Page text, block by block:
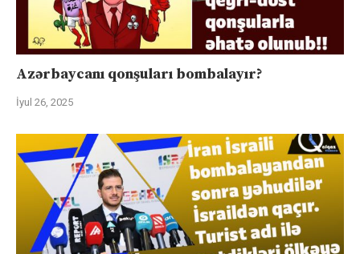
Azərbaycanı qonşuları bombalayır?
İyul 26, 2025